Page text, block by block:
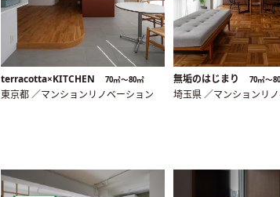
terracotta×KITCHEN 70㎡〜80㎡
東京都 ／マンションリノベーション
無垢のはじまり 70㎡〜
埼玉県 ／マンションリ